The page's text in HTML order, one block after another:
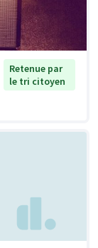
Retenue par
le tri citoyen